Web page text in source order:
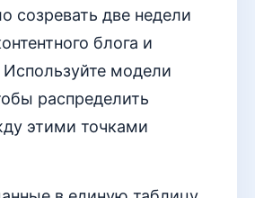
созревать две недели
блога и
Используйте модели
распределить
этими точками